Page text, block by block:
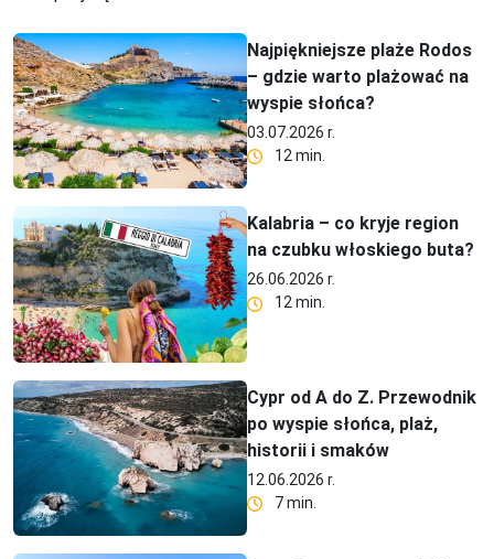
Najpiękniejsze plaże Rodos
– gdzie warto plażować na
wyspie słońca?
03.07.2026 r.
12 min.
Kalabria – co kryje region
na czubku włoskiego buta?
26.06.2026 r.
12 min.
Cypr od A do Z. Przewodnik
po wyspie słońca, plaż,
historii i smaków
12.06.2026 r.
7 min.